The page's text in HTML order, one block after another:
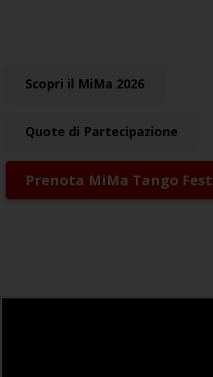
Scopri il MiMa 2026
Quote di Partecipazione
Prenota MiMa Tango